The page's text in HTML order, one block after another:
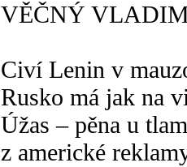
VĚČNÝ
Civí Lenin v
Rusko má jak na
Úžas – pěna u
z americké